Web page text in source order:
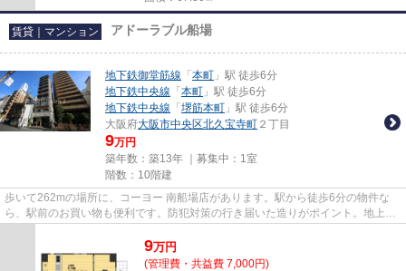
賃貸｜マンション アドーラブル船場
地下鉄御堂筋線 「 本町 」駅 徒歩6分
地下鉄中央線 「 本町 」駅 徒歩6分
地下鉄中央線 「 堺筋本町 」駅 徒歩6分
大阪府大阪市中央区北久宝寺町 ２丁目
9万円
築年数：築13年 ｜募集中： 1室
階数：10階建
歩いて262mの場所に、コーヨー 南船場店があります。駅から徒歩6分の物件な
ら、駅前のお買い物も便利です。防犯対策の行き届いた造りがポイント。地上10
9万円
(管理費・共益費 7,000円)